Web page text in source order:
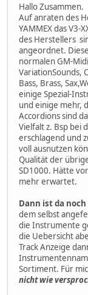
Hallo Zusammen.
Auf anraten des
YAMMEX das V3-
des Herstellers
angeordnet.
normalen GM-
VariationSounds,
Bass, Brass,
einige Spezial-
und einige mehr,
Accordions sind
Vielfalt z. Bsp bei
erschlagend und
voll ausnutzen
Qualität der
SD1000. Hätte
mehr erwartet.
Dann ist da
dem selbst
die Instrumente
die Uebersicht
Track Anzeige
Sortiment. Für
nicht wie